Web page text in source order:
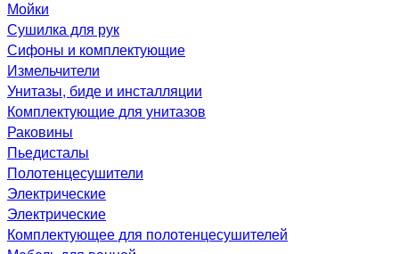
Мойки
Сушилка для рук
Сифоны и комплектующие
Измельчители
Унитазы, биде и инсталляции
Комплектующие для унитазов
Раковины
Пьедисталы
Полотенцесушители
Электрические
Электрические
Комплектующее для полотенцесушителей